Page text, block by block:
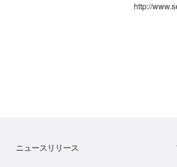
http://
ニュースリリース